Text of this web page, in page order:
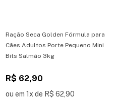
Ração Seca Golden Fórmula para
Cães Adultos Porte Pequeno Mini
Bits Salmão 3kg
R$ 62,90
ou em 1x de R$ 62,90